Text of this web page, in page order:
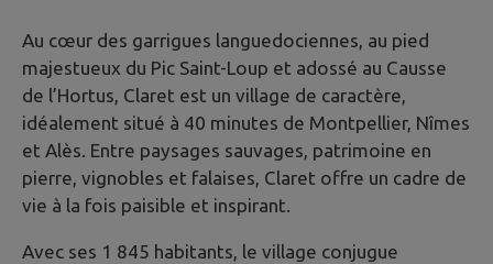
Au cœur des garrigues languedociennes, au pied
majestueux du Pic Saint-Loup et adossé au Causse
de l’Hortus, Claret est un village de caractère,
idéalement situé à 40 minutes de Montpellier, Nîmes
et Alès. Entre paysages sauvages, patrimoine en
pierre, vignobles et falaises, Claret offre un cadre de
vie à la fois paisible et inspirant.
Avec ses 1 845 habitants, le village conjugue